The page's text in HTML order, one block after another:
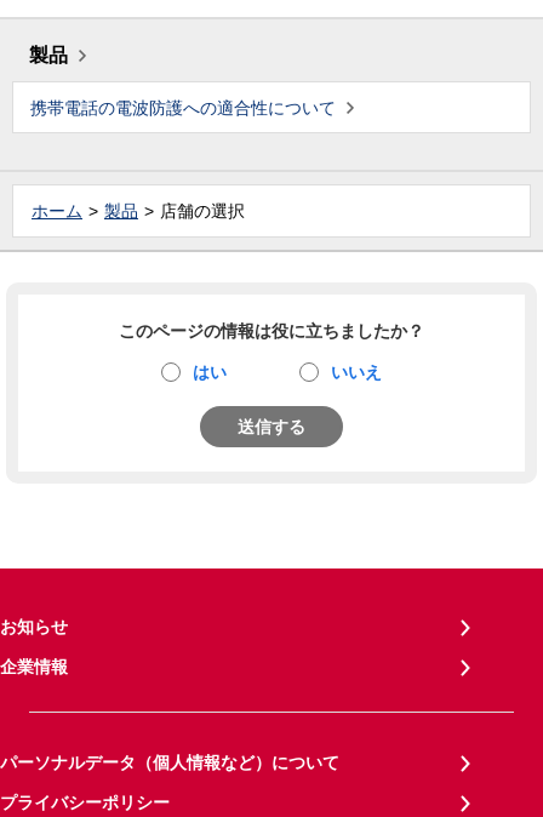
製品
携帯電話の電波防護への適合性について
ホーム 製品 店舗の選択
このページの情報は役に立ちましたか？
はい いいえ
送信する
お知らせ
企業情報
パーソナルデータ（個人情報など）について
プライバシーポリシー